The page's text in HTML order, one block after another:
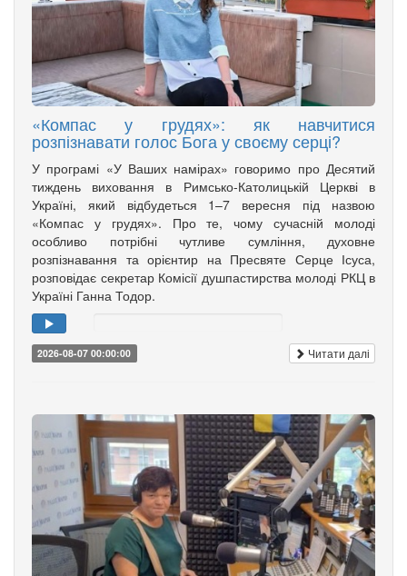
«Компас у грудях»: як навчитися
розпізнавати голос Бога у своєму серці?
У програмі «У Ваших намірах» говоримо про Десятий
тиждень виховання в Римсько-Католицькій Церкві в
Україні, який відбудеться 1–7 вересня під назвою
«Компас у грудях». Про те, чому сучасній молоді
особливо потрібні чутливе сумління, духовне
розпізнавання та орієнтир на Пресвяте Серце Ісуса,
розповідає секретар Комісії душпастирства молоді РКЦ в
Україні Ганна Тодор.
2026-08-07 00:00:00 Читати далі